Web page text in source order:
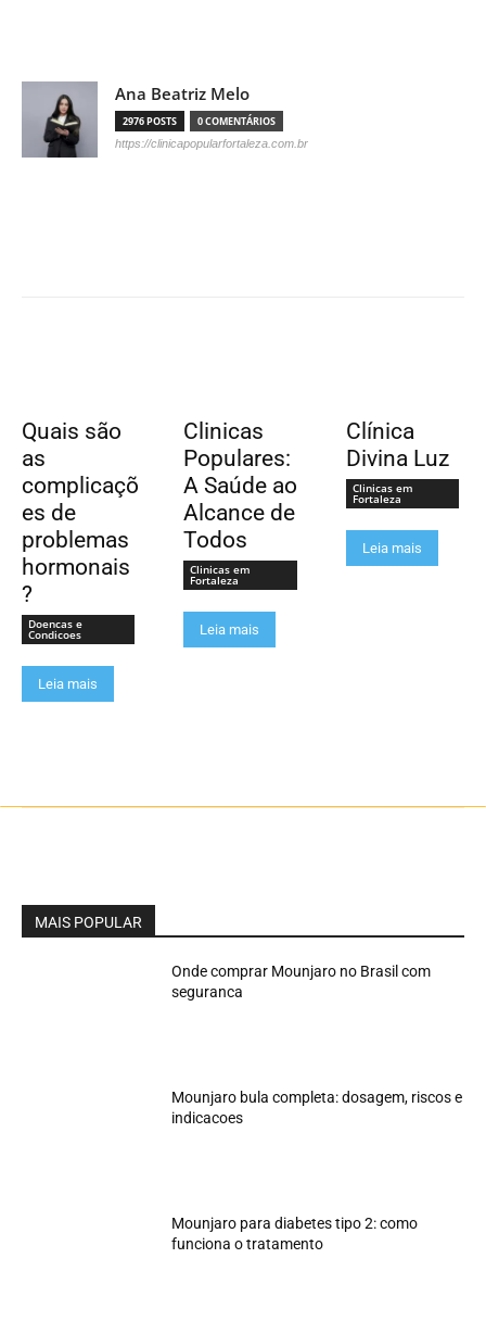
Ana Beatriz Melo
2976 POSTS 0 COMENTÁRIOS
https://clinicapopularfortaleza.com.br
Quais são
as
complicaçõ
es de
problemas
hormonais
?
Doencas e
Condicoes
Leia mais
Clinicas
Populares:
A Saúde ao
Alcance de
Todos
Clinicas em
Fortaleza
Leia mais
Clínica
Divina Luz
Clinicas em
Fortaleza
Leia mais
MAIS POPULAR
Onde comprar Mounjaro no Brasil com
seguranca
Mounjaro bula completa: dosagem, riscos e
indicacoes
Mounjaro para diabetes tipo 2: como
funciona o tratamento